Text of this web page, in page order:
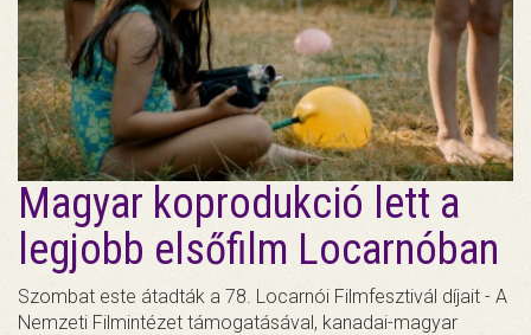
Magyar koprodukció lett a
legjobb elsőfilm Locarnóban
Szombat este átadták a 78. Locarnói Filmfesztivál díjait - A
Nemzeti Filmintézet támogatásával, kanadai-magyar